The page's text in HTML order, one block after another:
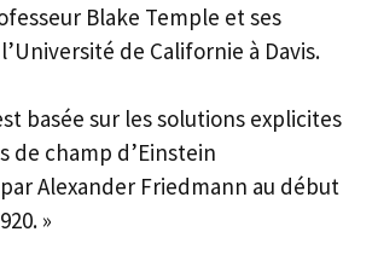
Blake Temple et ses
de Californie à Davis.
basée sur les solutions explicites
de champ d’Einstein
Alexander Friedmann au début
»